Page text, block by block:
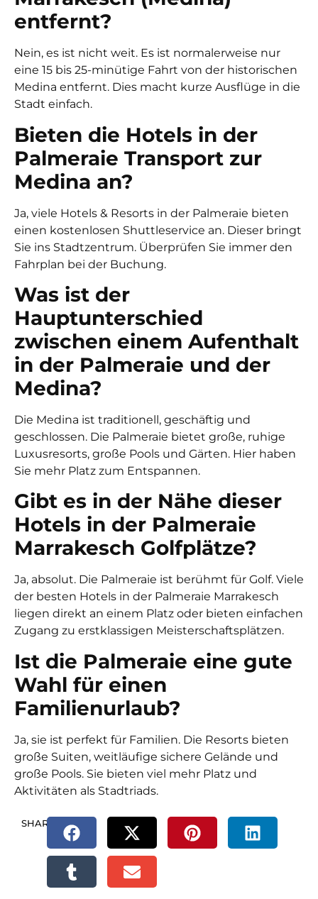
entfernt?
Nein, es ist nicht weit. Es ist normalerweise nur
eine 15 bis 25-minütige Fahrt von der historischen
Medina entfernt. Dies macht kurze Ausflüge in die
Stadt einfach.
Bieten die Hotels in der
Palmeraie Transport zur
Medina an?
Ja, viele Hotels & Resorts in der Palmeraie bieten
einen kostenlosen Shuttleservice an. Dieser bringt
Sie ins Stadtzentrum. Überprüfen Sie immer den
Fahrplan bei der Buchung.
Was ist der
Hauptunterschied
zwischen einem Aufenthalt
in der Palmeraie und der
Medina?
Die Medina ist traditionell, geschäftig und
geschlossen. Die Palmeraie bietet große, ruhige
Luxusresorts, große Pools und Gärten. Hier haben
Sie mehr Platz zum Entspannen.
Gibt es in der Nähe dieser
Hotels in der Palmeraie
Marrakesch Golfplätze?
Ja, absolut. Die Palmeraie ist berühmt für Golf. Viele
der besten Hotels in der Palmeraie Marrakesch
liegen direkt an einem Platz oder bieten einfachen
Zugang zu erstklassigen Meisterschaftsplätzen.
Ist die Palmeraie eine gute
Wahl für einen
Familienurlaub?
Ja, sie ist perfekt für Familien. Die Resorts bieten
große Suiten, weitläufige sichere Gelände und
große Pools. Sie bieten viel mehr Platz und
Aktivitäten als Stadtriads.
SHARE.